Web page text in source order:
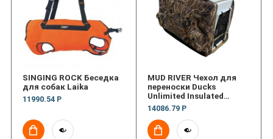
SINGING ROCK Беседка
для собак Laika
11990.54 Р
MUD RIVER Чехол для
переноски Ducks
Unlimited Insulated
Kennel Cover
14086.79 Р